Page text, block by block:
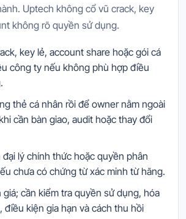
Uptech không cổ vũ crack, key
không rõ quyền sử dụng.
key lẻ, account share hoặc gói cá
công ty nếu không phù hợp điều
thẻ cá nhân rồi để owner nằm ngoài
cần bàn giao, audit hoặc thay đổi
lý chính thức hoặc quyền phân
chưa có chứng từ xác minh từ hãng.
giá; cần kiểm tra quyền sử dụng, hóa
điều kiện gia hạn và cách thu hồi